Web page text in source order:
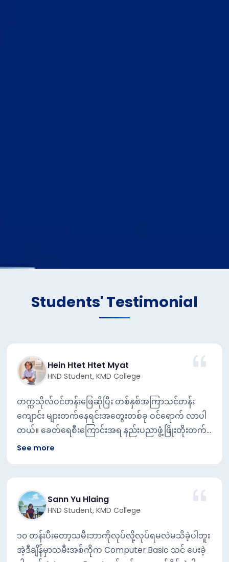
Students' Testimonial
Hein Htet Htet Myat
HND Student, KMD College
တက္ကသိုလ်ဝင်တန်းဖြေဆိုပြီး တစ်နှစ်အကြာသင်တန်း
ကျောင်း များတက်နေရင်းအတွေးတစ်ခု ဝင်ရောက် လာပါ
တယ်။ ခေတ်ရေစီးကြောင်းအရ နည်းပညာဖွံ့ဖြိုးတိုးတက်
လာတာနဲ့အညီ IT ပညာရပ် ဟာနောင်တစ်ချိန် မှာမဖြစ်မနေ
ဝင်လေ့လာဖို့အတွက်collegeကျောင်းများကိုစတင်စုံစမ်း
ခဲ့ပါတယ်။ထိုအထဲမှ KMD ဆိုတဲ့ college ကိုရွေးချယ်ဖြစ်
ခဲ့ပါတယ်။KMD ကိုဘာကြောင့်ရွေးချယ်ခဲ့တာလဲ။ KMD
ကသင်တန်း‌ကျောင်းခွဲ တွေကိုမြို့နယ်တိုင်းနီးနီးဖွင့်လှစ်
ထားပါတယ်။ အဲ့လိုသင်တန်းကျောင်းကြီးလည်ပတ်နိုင်တာ
ကသင်တန်းသားများရဲ့ယုံကြည်မှုတွေရရှိလို့ဖြစ်တယ်လို့
See more
Sann Yu Hlaing
HND Student, KMD College
၁၀ တန်းပီးတော့သမီးဘာကိုလုပ်လို့လုပ်ရမလဲမသိခဲ့ပါဘူး
အဲ့ဒီချိန်မှာသမီးအစ်ကိုက Computer Basic သင် ပေးခဲ့